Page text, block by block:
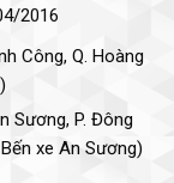
2016
Công, Q. Hoàng
Sương, P. Đông
xe An Sương)